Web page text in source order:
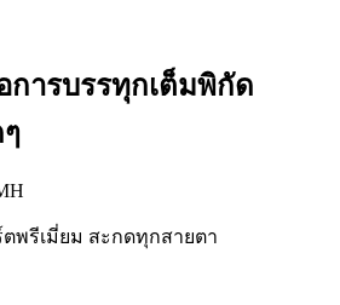
การบรรทุกเต็มพิกัด
พรีเมี่ยม สะกดทุกสายตา